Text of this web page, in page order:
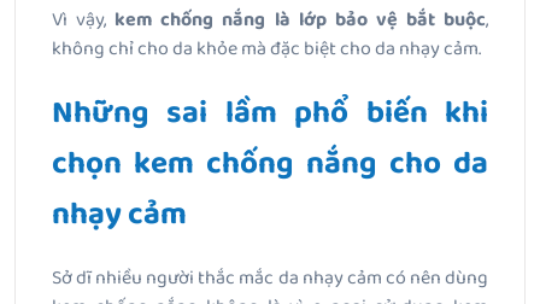
Vì vậy, kem chống nắng là lớp bảo vệ bắt buộc,
không chỉ cho da khỏe mà đặc biệt cho da nhạy cảm.
Những sai lầm phổ biến khi
chọn kem chống nắng cho da
nhạy cảm
Sở dĩ nhiều người thắc mắc da nhạy cảm có nên dùng